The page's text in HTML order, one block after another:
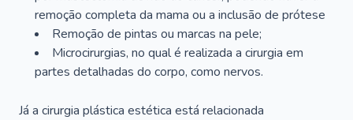
remoção completa da mama ou a inclusão de prótese
Remoção de pintas ou marcas na pele;
Microcirurgias, no qual é realizada a cirurgia em
partes detalhadas do corpo, como nervos.
Já a cirurgia plástica estética está relacionada